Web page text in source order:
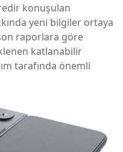
konuşulan
yeni bilgiler ortaya
raporlara göre
katlanabilir
tarafında önemli